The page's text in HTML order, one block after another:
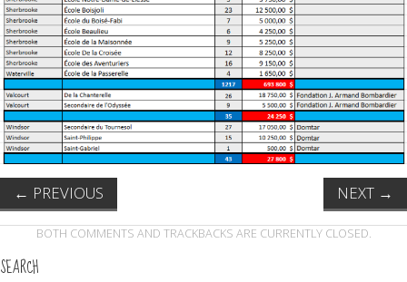
← PREVIOUS NEXT →
BOTH COMMENTS AND TRACKBACKS ARE CURRENTLY CLOSED.
SEARCH